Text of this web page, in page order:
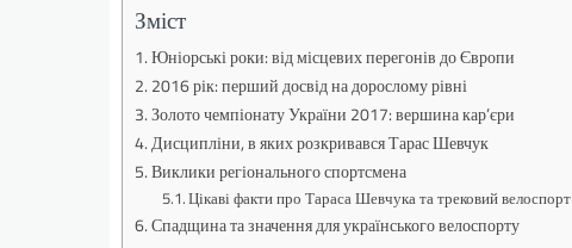
Зміст
Юніорські роки: від місцевих перегонів до Європи
2016 рік: перший досвід на дорослому рівні
Золото чемпіонату України 2017: вершина кар’єри
Дисципліни, в яких розкривався Тарас Шевчук
Виклики регіонального спортсмена
Цікаві факти про Тараса Шевчука та трековий велоспорт
Спадщина та значення для українського велоспорту